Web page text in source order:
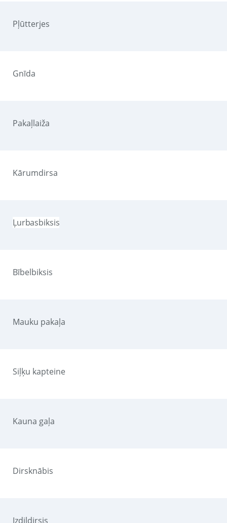
Pļūtterjes
Gnīda
Pakaļlaiža
Kārumdirsa
Ļurbasbiksis
Bībelbiksis
Mauku pakaļa
Siļķu kapteine
Kauna gaļa
Dirsknābis
Izdildirsis